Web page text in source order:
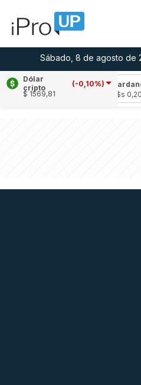
Sábado, 8 de agosto de
Dólar
cripto
(-0,10%)
$ 1569,81
Cardano